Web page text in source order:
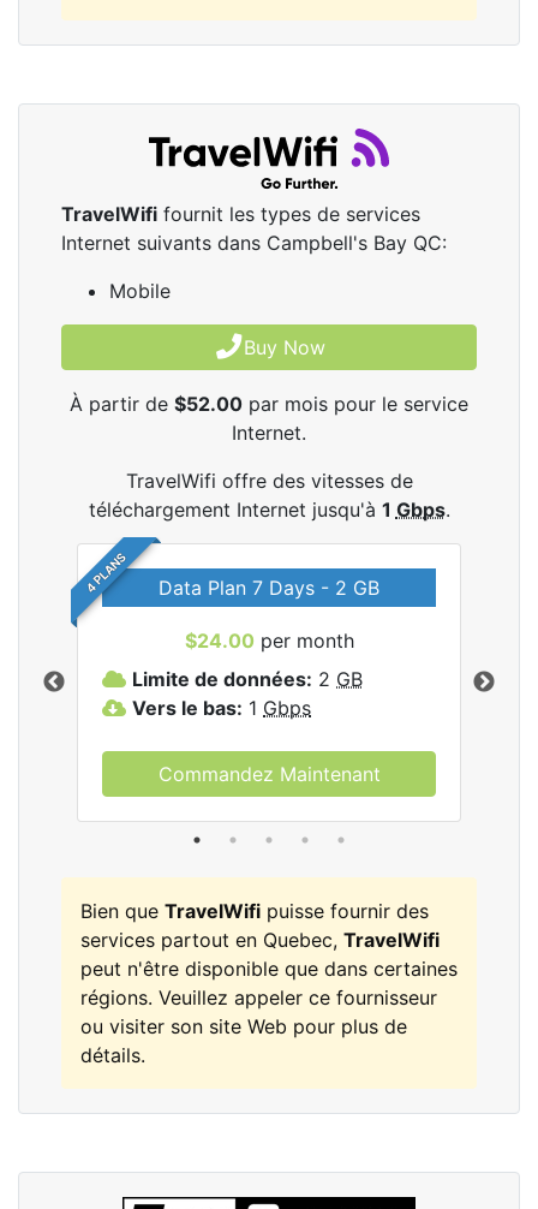
TravelWifi fournit les types de services
Internet suivants dans Campbell's Bay QC:
Mobile
Buy Now
À partir de $52.00 par mois pour le service
Internet.
TravelWifi offre des vitesses de
téléchargement Internet jusqu'à 1 Gbps.
4 PLANS Data Plan 7 Days - 2 GB
$24.00 per month
Limite de données: 2 GB
Vers le bas: 1 Gbps
Commandez Maintenant
Bien que TravelWifi puisse fournir des
services partout en Quebec, TravelWifi
peut n'être disponible que dans certaines
régions. Veuillez appeler ce fournisseur
ou visiter son site Web pour plus de
détails.